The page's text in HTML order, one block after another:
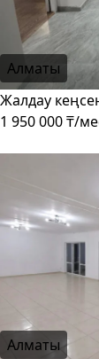
Алматы
Жалдау
1 950 000 ₸/
Алматы